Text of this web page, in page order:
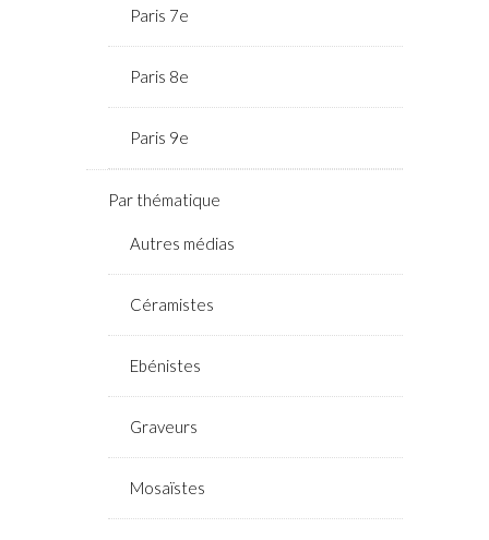
Paris 7e
Paris 8e
Paris 9e
Par thématique
Autres médias
Céramistes
Ebénistes
Graveurs
Mosaïstes